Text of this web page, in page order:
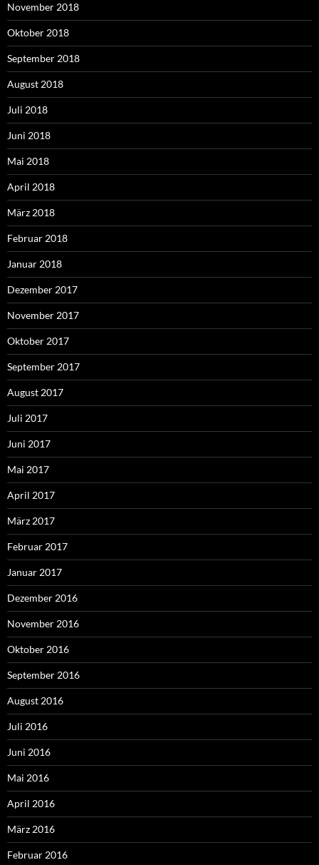
November 2018
Oktober 2018
September 2018
August 2018
Juli 2018
Juni 2018
Mai 2018
April 2018
März 2018
Februar 2018
Januar 2018
Dezember 2017
November 2017
Oktober 2017
September 2017
August 2017
Juli 2017
Juni 2017
Mai 2017
April 2017
März 2017
Februar 2017
Januar 2017
Dezember 2016
November 2016
Oktober 2016
September 2016
August 2016
Juli 2016
Juni 2016
Mai 2016
April 2016
März 2016
Februar 2016